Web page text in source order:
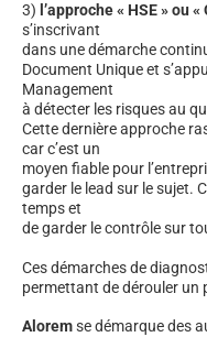
3) l’approche « HSE » ou «
s’inscrivant
dans une démarche
Document Unique et
Management
à détecter les risques au
Cette dernière approche
car c’est un
moyen fiable pour
garder le lead sur le sujet.
temps et
de garder le contrôle sur
Ces démarches de
permettant de dérouler un
Aloremse démarque des